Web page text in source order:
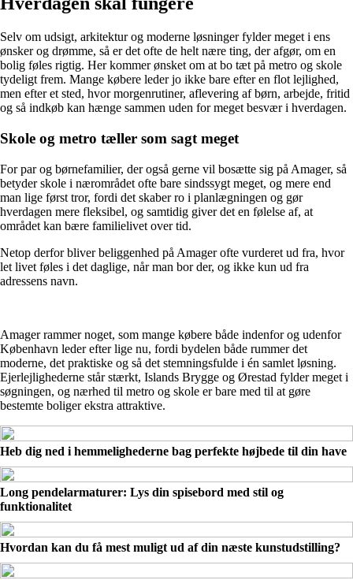
Selv om udsigt, arkitektur og moderne løsninger fylder meget i ens
ønsker og drømme, så er det ofte de helt nære ting, der afgør, om en
bolig føles rigtig. Her kommer ønsket om at bo tæt på metro og skole
tydeligt frem. Mange købere leder jo ikke bare efter en flot lejlighed,
men efter et sted, hvor morgenrutiner, aflevering af børn, arbejde, fritid
og så indkøb kan hænge sammen uden for meget besvær i hverdagen.
Skole og metro tæller som sagt meget
For par og børnefamilier, der også gerne vil bosætte sig på Amager, så
betyder skole i nærområdet ofte bare sindssygt meget, og mere end
man lige først tror, fordi det skaber ro i planlægningen og gør
hverdagen mere fleksibel, og samtidig giver det en følelse af, at
området kan bære familielivet over tid.
Netop derfor bliver beliggenhed på Amager ofte vurderet ud fra, hvor
let livet føles i det daglige, når man bor der, og ikke kun ud fra
adressens navn.
Amager rammer noget, som mange købere både indenfor og udenfor
København leder efter lige nu, fordi bydelen både rummer det
moderne, det praktiske og så det stemningsfulde i én samlet løsning.
Ejerlejlighederne står stærkt, Islands Brygge og Ørestad fylder meget i
søgningen, og nærhed til metro og skole er bare med til at gøre
bestemte boliger ekstra attraktive.
Heb dig ned i hemmelighederne bag perfekte højbede til din have
Long pendelarmaturer: Lys din spisebord med stil og
funktionalitet
Hvordan kan du få mest muligt ud af din næste kunstudstilling?